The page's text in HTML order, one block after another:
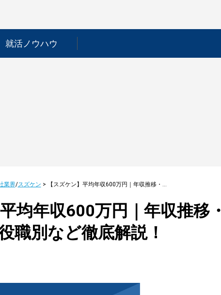
就活ノウハウ
業界/スズケン > 【スズケン】平均年収600万円｜年収推移・業界・年代・役職別など徹底解説！
均年収600万円｜年収推移・
職別など徹底解説！